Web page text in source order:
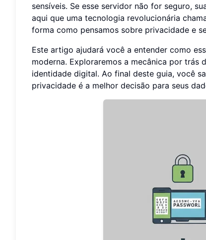
sensíveis. Se esse servidor não for seguro,
aqui que uma tecnologia revolucionária
forma como pensamos sobre privacidade e
Este artigo ajudará você a entender como
moderna. Exploraremos a mecânica por trás
identidade digital. Ao final deste guia, você
privacidade é a melhor decisão para seus